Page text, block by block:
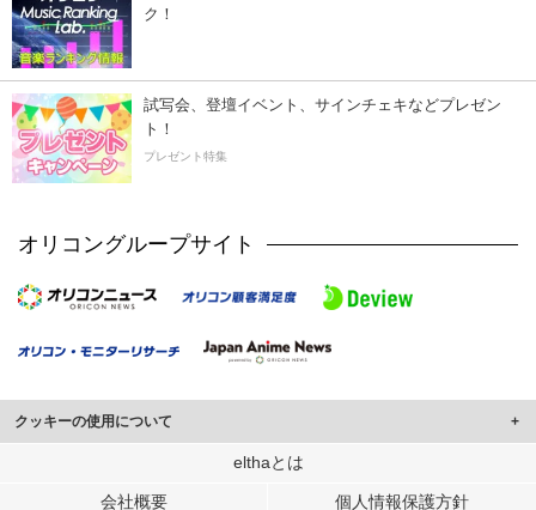
ク！
試写会、登壇イベント、サインチェキなどプレゼン
ト！
プレゼント特集
オリコングループサイト
クッキーの使用について
このサイトでは Cookie を使用して、ユーザーに合わせたコンテンツや広告の
行っています。
elthaとは
会社概要 個人情報保護方針